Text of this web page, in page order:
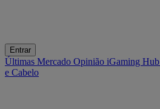
Entrar
Últimas Mercado Opinião iGaming Hub
e Cabelo